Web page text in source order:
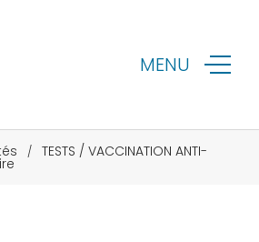
MENU
/ TESTS / VACCINATION ANTI-